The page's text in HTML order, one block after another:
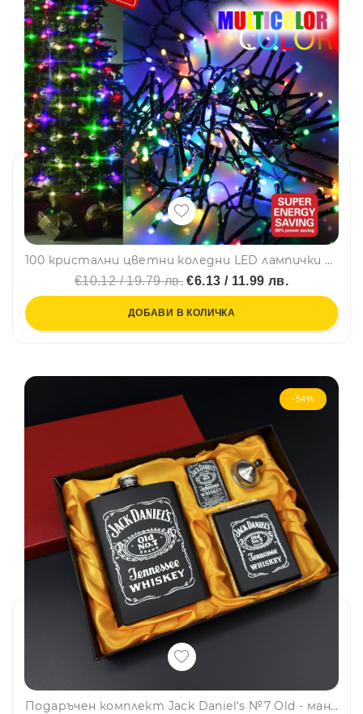
100 кристални цветни коледни LED лампички 7Х ТОП 1LED V8 с програматор, нечупливи, дължина 7 м., черен кабел, BF22
€10.12 / 19.79 лв. €6.13 / 11.99 лв.
ДОБАВИ В КОЛИЧКА
-54%
Подаръчен комплект Jack Daniel's №7 Old - манерка, табакера, запалка, фуния, #15-9-F